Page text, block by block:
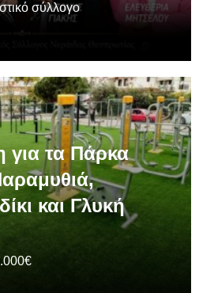
σύλλογο
για τα Πάρκα
και Γλυκή